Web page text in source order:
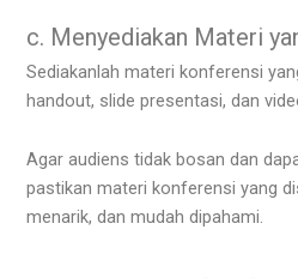
c. Menyediakan Materi
Sediakanlah materi konferensi
handout, slide presentasi, dan
Agar audiens tidak bosan dan
pastikan materi konferensi yang
menarik, dan mudah dipahami.